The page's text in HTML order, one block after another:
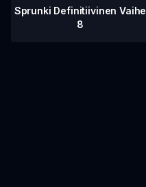
Sprunki Definitiivinen Vaihe
8